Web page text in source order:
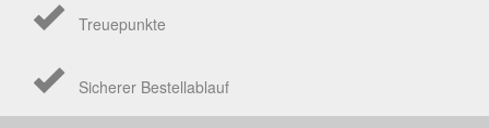
Treuepunkte
Sicherer Bestellablauf